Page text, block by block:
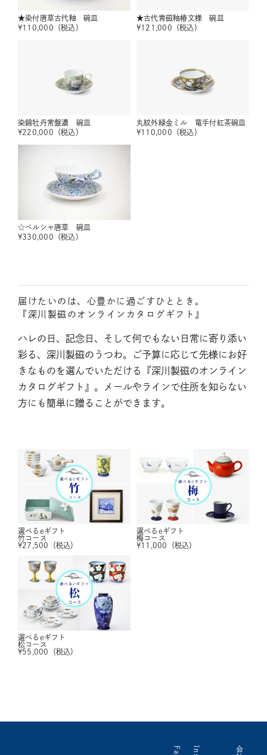
★染付唐草古代釉 碗皿
¥110,000 （税込）
★古代青磁釉椿文様 碗皿
¥121,000 （税込）
染錦牡丹常盤濃 碗皿
¥220,000 （税込）
丸紋外緑金ミル 竜手付紅茶碗皿
¥110,000 （税込）
☆ペルシャ唐草 碗皿
¥330,000 （税込）
届けたいのは、心豊かに過ごすひととき。
『深川製磁のオンラインカタログギフト』
ハレの日、記念日、そして何でもない日常に寄り添い
彩る、深川製磁のうつわ。ご予算に応じて先様にお好
きなものを選んでいただける『深川製磁のオンライン
カタログギフト』。メールやラインで住所を知らない
方にも簡単に贈ることができます。
選べるeギフト
竹コース
¥27,500 （税込）
選べるeギフト
梅コース
¥11,000 （税込）
選べるeギフト
松コース
¥55,000 （税込）